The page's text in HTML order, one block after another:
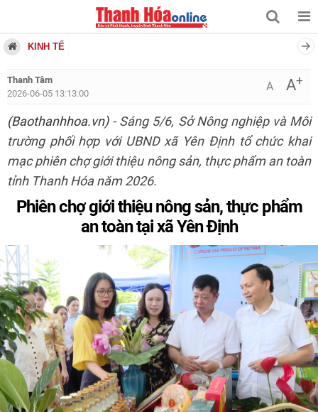
KINH TẾ
Thanh Tâm
2026-06-05 13:13:00
A A+
(Baothanhhoa.vn)- Sáng 5/6, Sở Nông nghiệp và Môi
trường phối hợp với UBND xã Yên Định tổ chức khai
mạc phiên chợ giới thiệu nông sản, thực phẩm an toàn
tỉnh Thanh Hóa năm 2026.
Phiên chợ giới thiệu nông sản, thực phẩm
an toàn tại xã Yên Định